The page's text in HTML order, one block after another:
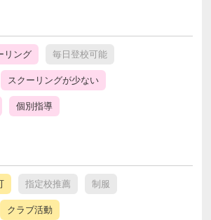
リング 毎日登校可能
スクーリングが少ない
個別指導
指定校推薦 制服
クラブ活動